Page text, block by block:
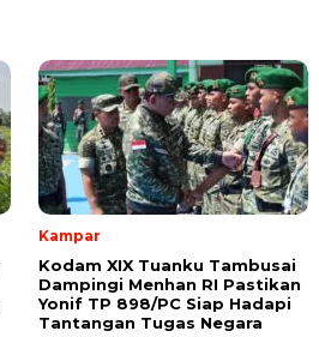
Kampar
Kodam XIX Tuanku Tambusai
Dampingi Menhan RI Pastikan
Yonif TP 898/PC Siap Hadapi
Tantangan Tugas Negara